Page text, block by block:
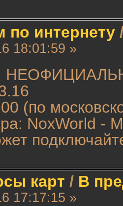
по интернету
18:01:59 »
(по
NoxWorld -
карт / В
17:17:15 »